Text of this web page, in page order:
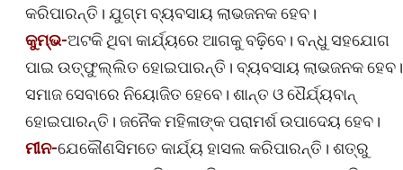
କରିପାରନ୍ତି। ଯୁଗ୍ମ ବ୍ୟବସାୟ ଲାଭଜନକ ହେବ।
କୁମ୍ଭ-ଅଟକି ଥିବା କାର୍ଯ୍ୟରେ ଆଗକୁ ବଢ଼ିବେ। ବନ୍ଧୁ ସହଯୋଗ
ପାଇ ଉତ୍‌ଫୁଲ୍ଲିତ ହୋଇପାରନ୍ତି। ବ୍ୟବସାୟ ଲାଭଜନକ ହେବ।
ସମାଜ ସେବାରେ ନିୟୋଜିତ ହେବେ। ଶାନ୍ତ ଓ ଧୈର୍ଯ୍ୟବାନ୍‌
ହୋଇପାରନ୍ତି। ଜନୈକ ମହିଳାଙ୍କ ପରାମର୍ଶ ଉପାଦେୟ ହେବ।
ମୀନ-ଯେକୌଣସିମତେ କାର୍ଯ୍ୟ ହାସଲ କରିପାରନ୍ତି। ଶତ୍ରୁ